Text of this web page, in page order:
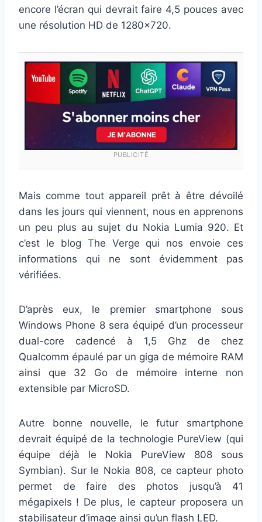
encore l’écran qui devrait faire 4,5 pouces avec
une résolution HD de 1280×720.
PUBLICITÉ
Mais comme tout appareil prêt à être dévoilé
dans les jours qui viennent, nous en apprenons
un peu plus au sujet du Nokia Lumia 920. Et
c’est le blog The Verge qui nos envoie ces
informations qui ne sont évidemment pas
vérifiées.
D’après eux, le premier smartphone sous
Windows Phone 8 sera équipé d’un processeur
dual-core cadencé à 1,5 Ghz de chez
Qualcomm épaulé par un giga de mémoire RAM
ainsi que 32 Go de mémoire interne non
extensible par MicroSD.
Autre bonne nouvelle, le futur smartphone
devrait équipé de la technologie PureView (qui
équipe déjà le Nokia PureView 808 sous
Symbian). Sur le Nokia 808, ce capteur photo
permet de faire des photos jusqu’à 41
mégapixels ! De plus, le capteur proposera un
stabilisateur d’image ainsi qu’un flash LED.